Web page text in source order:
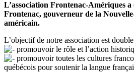
L’association Frontenac-Amériques
Frontenac, gouverneur de la
américain.
L’objectif de notre association est
promouvoir le rôle et l’action
promouvoir toutes les cultures
québécois pour soutenir la langue